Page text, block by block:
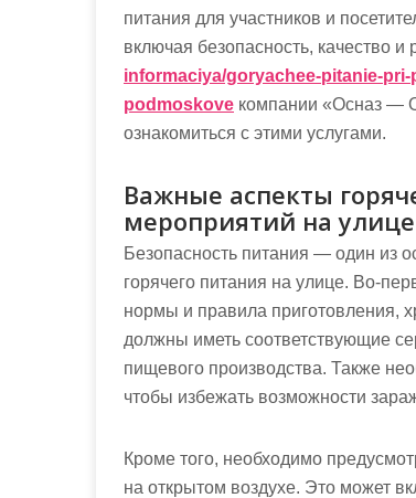
питания для участников и
включая безопасность, качество
informaciya/goryachee-pitanie-
podmoskove компании «Осназ —
ознакомиться с этими услугами.
Важные аспекты
мероприятий на улице
Безопасность питания — один из
горячего питания на улице. Во-
нормы и правила приготовления,
должны иметь соответствующие
пищевого производства. Также
чтобы избежать возможности
Кроме того, необходимо
на открытом воздухе. Это может